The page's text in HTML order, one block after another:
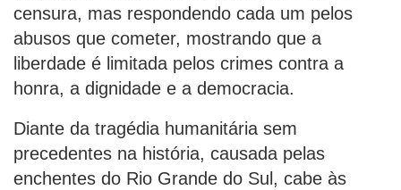
censura, mas respondendo cada um pelos
abusos que cometer, mostrando que a
liberdade é limitada pelos crimes contra a
honra, a dignidade e a democracia.
Diante da tragédia humanitária sem
precedentes na história, causada pelas
enchentes do Rio Grande do Sul, cabe às